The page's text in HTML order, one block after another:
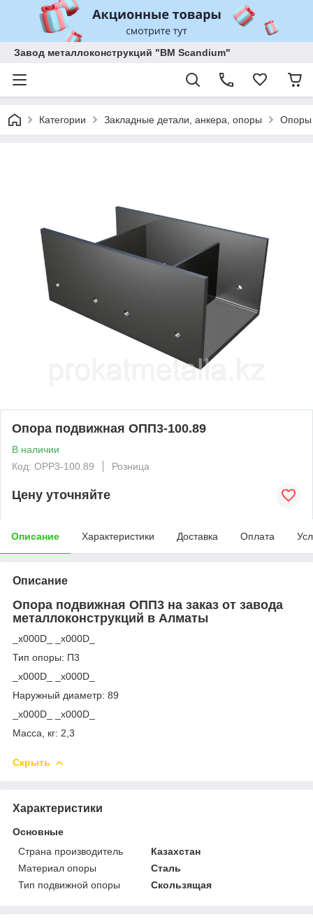
Завод металлоконструкций "BM Scandium"
Категории Закладные детали, анкера, опоры Опоры
Опора подвижная ОПП3-100.89
В наличии
Код: OPP3-100.89
Розница
Цену уточняйте
Описание Характеристики Доставка Оплата
Описание
Опора подвижная ОПП3 на заказ от завода
металлоконструкций в Алматы
_x000D_ _x000D_
Тип опоры: П3
_x000D_ _x000D_
Наружный диаметр: 89
_x000D_ _x000D_
Масса, кг: 2,3
Скрыть
Характеристики
Основные
Страна производитель
Казахстан
Материал опоры
Сталь
Тип подвижной опоры
Скользящая